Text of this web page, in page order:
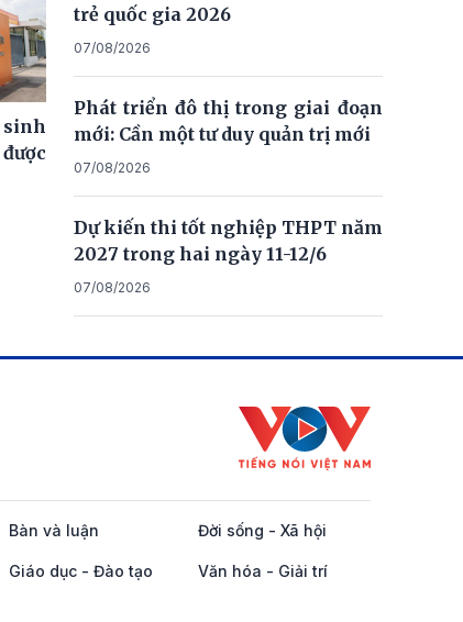
trẻ quốc gia 2026
07/08/2026
Phát triển đô thị trong giai đoạn
mới: Cần một tư duy quản trị mới
07/08/2026
Dự kiến thi tốt nghiệp THPT năm
2027 trong hai ngày 11-12/6
07/08/2026
Bàn và luận Đời sống - Xã hội
Giáo dục - Đào tạo Văn hóa - Giải trí